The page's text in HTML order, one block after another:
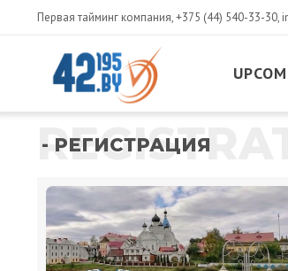
Первая тайминг компания,+375 (44) 540-33-30,
- РЕГИСТРАЦИЯ